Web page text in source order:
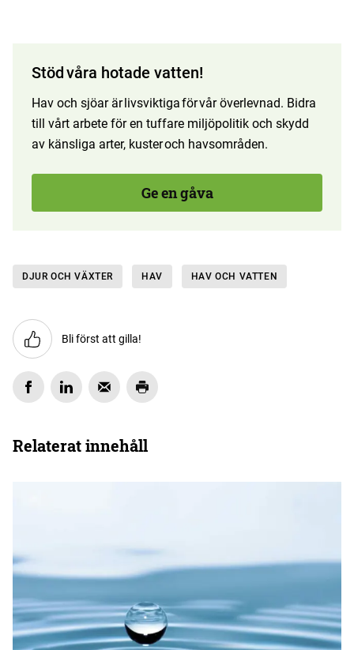
Stöd våra hotade vatten!
Hav och sjöar är livsviktiga för vår överlevnad. Bidra
till vårt arbete för en tuffare miljöpolitik och skydd
av känsliga arter, kuster och havsområden.
Ge en gåva
DJUR OCH VÄXTER HAV HAV OCH VATTEN
Bli först att gilla!
Relaterat innehåll